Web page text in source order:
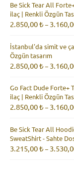
Be Sick Tear All
ilaç | Renkli Özgün
2.850,00₺ –
İstanbul'da simit ve
Özgün tasarım
2.850,00₺ –
Go Fact Dude Forte+
ilaç | Renkli Özgün
2.850,00₺ –
Be Sick Tear All
SweatShirt - Sahte
3.215,00₺ –